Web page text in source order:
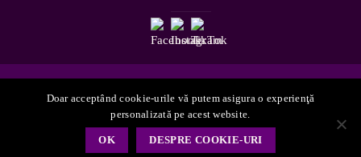
Copyright 2026 ©GossipTree.ro
Website created by LUPWEB ONLINE
Doar acceptând cookie-urile vă putem asigura o experienţă
personalizată pe acest website.
OK DESPRE COOKIE-URI